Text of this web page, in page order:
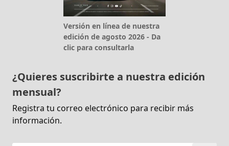
Versión en línea de nuestra
edición de agosto 2026 - Da
clic para consultarla
¿Quieres suscribirte a nuestra edición
mensual?
Registra tu correo electrónico para recibir más
información.